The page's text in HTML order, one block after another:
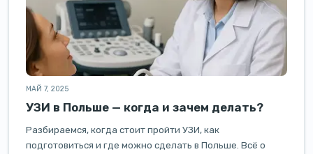
МАЙ 7, 2025
УЗИ в Польше — когда и зачем делать?
Разбираемся, когда стоит пройти УЗИ, как
подготовиться и где можно сделать в Польше. Всё о